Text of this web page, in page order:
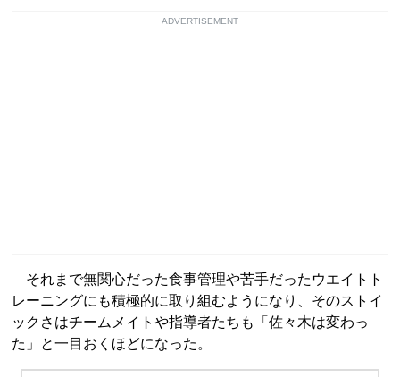
ADVERTISEMENT
それまで無関心だった食事管理や苦手だったウエイトト
レーニングにも積極的に取り組むようになり、そのストイ
ックさはチームメイトや指導者たちも「佐々木は変わっ
た」と一目おくほどになった。